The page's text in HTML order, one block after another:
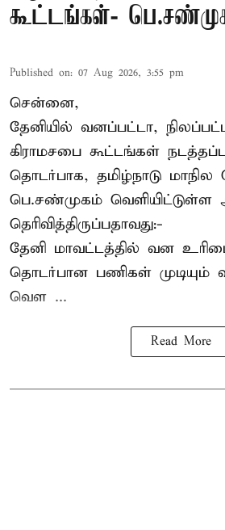
கூட்டங்கள்-
Published on: 07 Aug 2026, 3:55 pm
சென்னை,
தேனியில் வனப்பட்டா,
கிராமசபை கூட்டங்கள்
தொடர்பாக, தமிழ்நாடு
பெ.சண்முகம் வெளியிட்டுள்ள
தெரிவித்திருப்பதாவது:-
தேனி மாவட்டத்தில் வன
தொடர்பான பணிகள் முடியும்
வெள ...
Read More